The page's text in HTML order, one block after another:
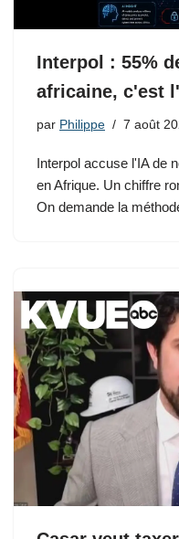
Interpol : 55%
africaine, c'est
par Philippe 7 août
Interpol accuse l'IA de
en Afrique. Un chiffre
On demande la